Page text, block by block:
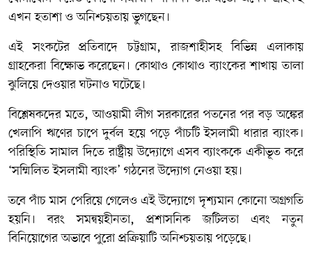
এখন হতাশা ও অনিশ্চয়তায় ভুগছেন।
এই সংকটের প্রতিবাদে চট্টগ্রাম, রাজশাহীসহ বিভিন্ন এলাকায়
গ্রাহকেরা বিক্ষোভ করেছেন। কোথাও কোথাও ব্যাংকের শাখায় তালা
ঝুলিয়ে দেওয়ার ঘটনাও ঘটেছে।
বিশ্লেষকদের মতে, আওয়ামী লীগ সরকারের পতনের পর বড় অঙ্কের
খেলাপি ঋণের চাপে দুর্বল হয়ে পড়ে পাঁচটি ইসলামী ধারার ব্যাংক।
পরিস্থিতি সামাল দিতে রাষ্ট্রীয় উদ্যোগে এসব ব্যাংককে একীভূত করে
‘সম্মিলিত ইসলামী ব্যাংক’ গঠনের উদ্যোগ নেওয়া হয়।
তবে পাঁচ মাস পেরিয়ে গেলেও এই উদ্যোগে দৃশ্যমান কোনো অগ্রগতি
হয়নি। বরং সমন্বয়হীনতা, প্রশাসনিক জটিলতা এবং নতুন
বিনিয়োগের অভাবে পুরো প্রক্রিয়াটি অনিশ্চয়তায় পড়েছে।